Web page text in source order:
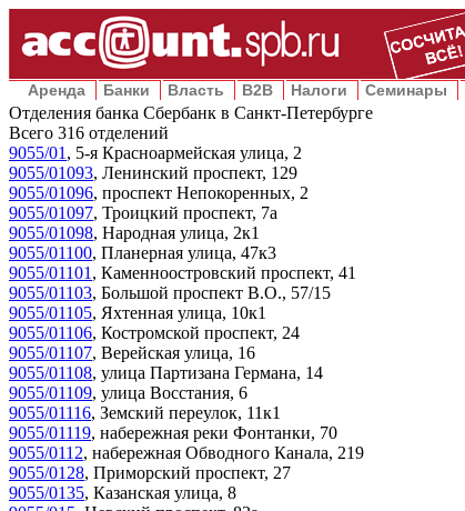
Аренда Банки Власть B2B Налоги Семинары
Отделения банка Сбербанк в Санкт-Петербурге
Всего 316 отделений
9055/01 , 5-я Красноармейская улица, 2
9055/01093, Ленинский проспект, 129
9055/01096, проспект Непокоренных, 2
9055/01097, Троицкий проспект, 7а
9055/01098, Народная улица, 2к1
9055/01100, Планерная улица, 47к3
9055/01101 , Каменноостровский проспект, 41
9055/01103, Большой проспект В.О., 57/15
9055/01105, Яхтенная улица, 10к1
9055/01106, Костромской проспект, 24
9055/01107, Верейская улица, 16
9055/01108, улица Партизана Германа, 14
9055/01109, улица Восстания, 6
9055/01116, Земский переулок, 11к1
9055/01119, набережная реки Фонтанки, 70
9055/0112, набережная Обводного Канала, 219
9055/0128, Приморский проспект, 27
9055/0135, Казанская улица, 8